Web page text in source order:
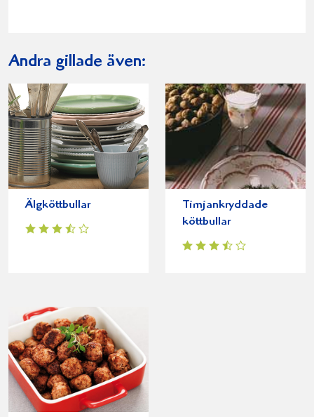
Andra gillade även:
Älgköttbullar
Timjankryddade
köttbullar